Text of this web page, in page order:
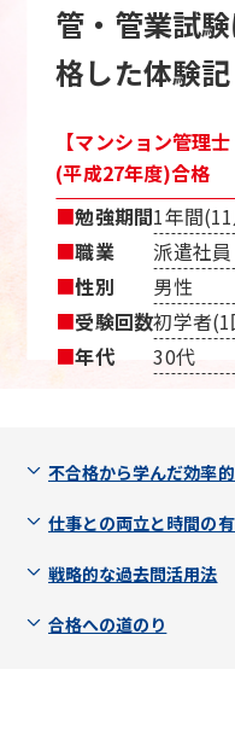
管・管業試
格した体験記
【マンション管理
(平成27年度)合格
■勉強期間1年間
■職業
派遣社員
■性別
男性
■受験回数初学者
■年代 30代
不合格から学んだ効率
仕事との両立と時間の
戦略的な過去問活用法
合格への道のり